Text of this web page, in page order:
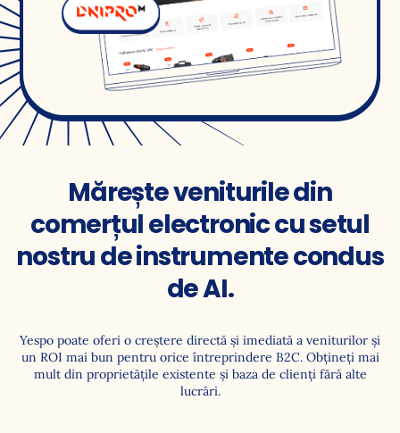
Mărește veniturile din
comerțul electronic cu setul
nostru de instrumente condus
de AI.
Yespo poate oferi o creştere directă şi imediată a veniturilor şi
un ROI mai bun pentru orice întreprindere B2C. Obțineți mai
mult din proprietățile existente și baza de clienți fără alte
lucrări.